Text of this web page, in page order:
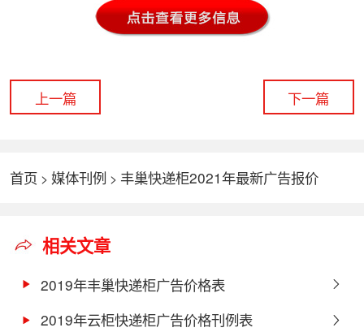
上一篇 下一篇
首页 > 媒体刊例 > 丰巢快递柜2021年最新广告报价
相关文章
2019年丰巢快递柜广告价格表
2019年云柜快递柜广告价格刊例表